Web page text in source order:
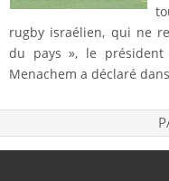
rugby israélien, qui ne
du pays », le président
Menachem a déclaré